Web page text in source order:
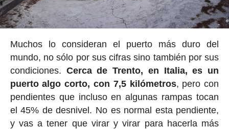
Muchos lo consideran el puerto más duro del
mundo, no sólo por sus cifras sino también por sus
condiciones. Cerca de Trento, en Italia, es un
puerto algo corto, con 7,5 kilómetros, pero con
pendientes que incluso en algunas rampas tocan
el 45% de desnivel. No es normal esta pendiente,
y vas a tener que virar y virar para hacerla más